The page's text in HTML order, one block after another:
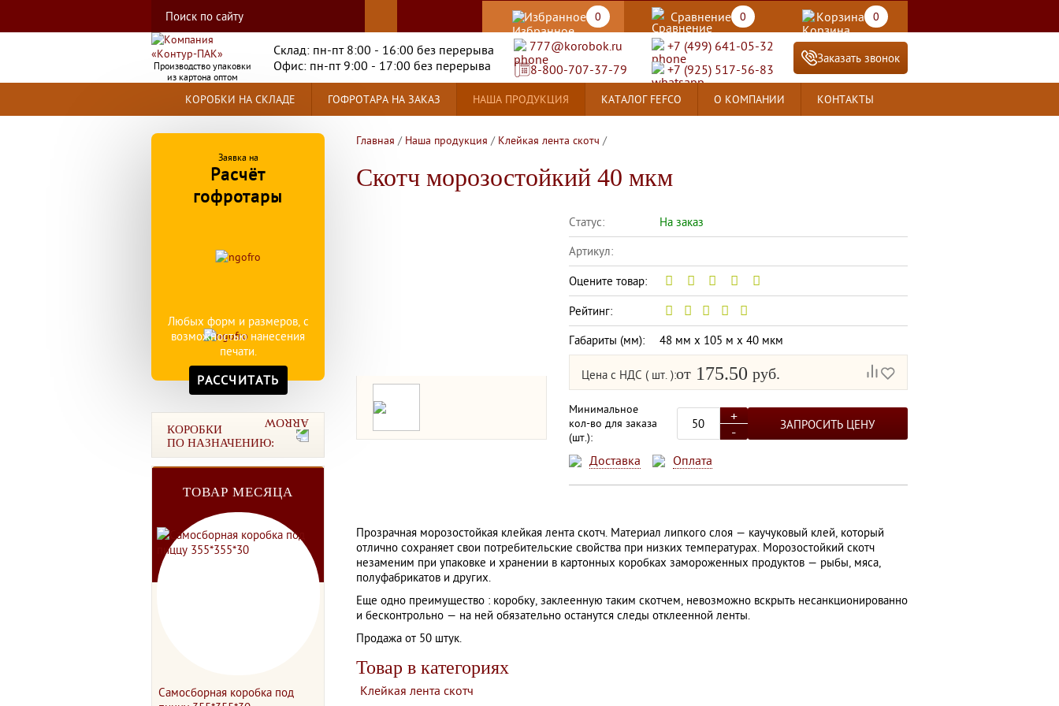
Избранное 0 Сравнение 0 Корзина 0
Производство упаковки
из картона оптом
Склад: пн-пт 8:00 - 16:00 без перерыва
Офис: пн-пт 9:00 - 17:00 без перерыва
777@korobok.ru
+7 (499) 641-05-32
8-800-707-37-79
+7 (925) 517-56-83
Заказать звонок
КОРОБКИ НА СКЛАДЕ ГОФРОТАРА НА ЗАКАЗ НАША ПРОДУКЦИЯ КАТАЛОГ FEFCO О КОМПАНИИ КОНТАКТЫ
Заявка на
Расчёт
гофротары
Любых форм и размеров, с
возможностью нанесения
печати.
РАССЧИТАТЬ
КОРОБКИ
ПО НАЗНАЧЕНИЮ:
ТОВАР МЕСЯЦА
Самосборная коробка под
Трехслойный гофрокороб
Главная / Наша продукция / Клейкая лента скотч /
Скотч морозостойкий 40 мкм
Статус:
На заказ
Артикул:
Оцените товар:
Рейтинг:
Габариты (мм):
48 мм x 105 м x 40 мкм
Цена с НДС ( шт. ):от 175.50 руб.
Минимальное
кол-во для заказа
(шт.):
+
-
ЗАПРОСИТЬ ЦЕНУ
Доставка Оплата
Прозрачная морозостойкая клейкая лента скотч. Материал липкого слоя — каучуковый клей, который
отлично сохраняет свои потребительские свойства при низких температурах. Морозостойкий скотч
незаменим при упаковке и хранении в картонных коробках замороженных продуктов — рыбы, мяса,
полуфабрикатов и других.
Еще одно преимущество : коробку, заклеенную таким скотчем, невозможно вскрыть несанкционированно
и бесконтрольно — на ней обязательно останутся следы отклеенной ленты.
Продажа от 50 штук.
Товар в категориях
Клейкая лента скотч